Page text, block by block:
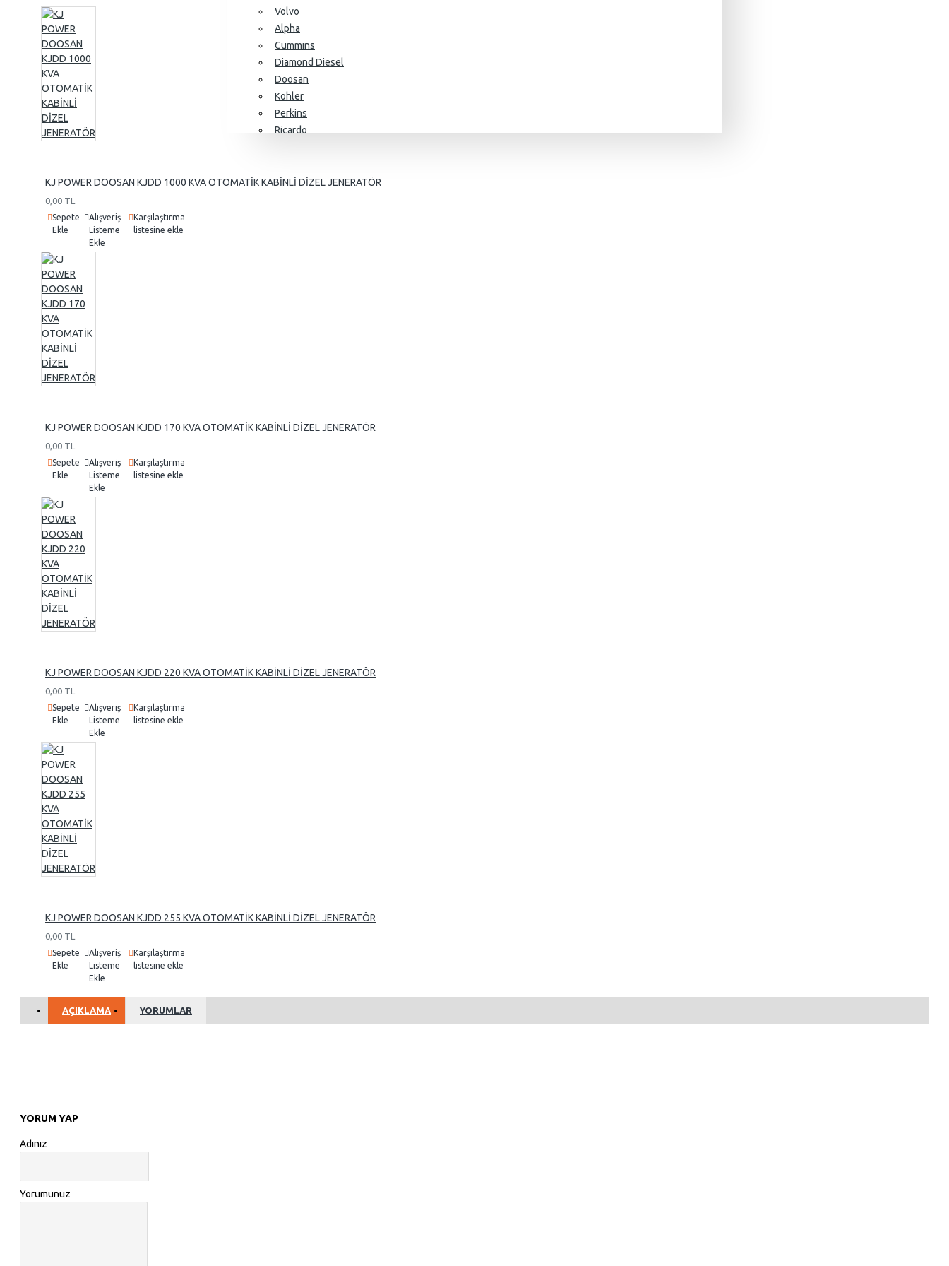
Volvo
Alpha
Cummıns
Diamond Diesel
Doosan
Kohler
Perkins
Ricardo
Baudouin
KJ POWER DOOSAN KJDD 1000 KVA OTOMATİK KABİNLİ DİZEL JENERATÖR
0,00 TL
Sepete
Ekle
Alışveriş
Listeme
Ekle
Karşılaştırma
listesine ekle
KJ POWER DOOSAN KJDD 170 KVA OTOMATİK KABİNLİ DİZEL JENERATÖR
0,00 TL
Sepete
Ekle
Alışveriş
Listeme
Ekle
Karşılaştırma
listesine ekle
KJ POWER DOOSAN KJDD 220 KVA OTOMATİK KABİNLİ DİZEL JENERATÖR
0,00 TL
Sepete
Ekle
Alışveriş
Listeme
Ekle
Karşılaştırma
listesine ekle
KJ POWER DOOSAN KJDD 255 KVA OTOMATİK KABİNLİ DİZEL JENERATÖR
0,00 TL
Sepete
Ekle
Alışveriş
Listeme
Ekle
Karşılaştırma
listesine ekle
AÇIKLAMA YORUMLAR
YORUM YAP
Adınız
Yorumunuz